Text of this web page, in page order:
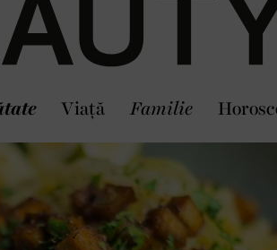
Viaţă Familie